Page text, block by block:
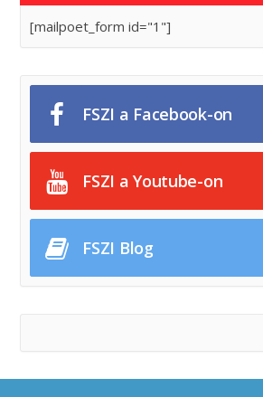
[mailpoet_form id="1"]
FSZI a Facebook-on
FSZI a Youtube-on
FSZI Blog